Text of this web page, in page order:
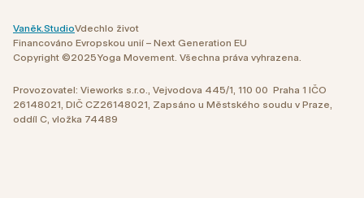
Financováno Evropskou unií – Next Generation EU
Copyright ©2025Yoga Movement. Všechna práva vyhrazena.
Vdechlo život
Vaněk.Studio
Provozovatel: Vieworks s.r.o., Vejvodova 445/1, 110 00 Praha 1 IČO
26148021, DIČ CZ26148021, Zapsáno u Městského soudu v Praze,
oddíl C, vložka 74489